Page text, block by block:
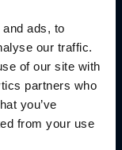
ads, to
our traffic.
of our site with
partners who
you’ve
from your use